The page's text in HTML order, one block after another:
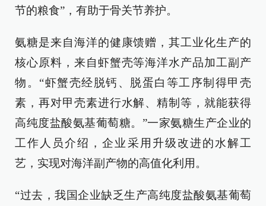
节的粮食”，有助于骨关节养护。
氨糖是来自海洋的健康馈赠，其工业化生产的
核心原料，来自虾蟹壳等海洋水产品加工副产
物。“虾蟹壳经脱钙、脱蛋白等工序制得甲壳
素，再对甲壳素进行水解、精制等，就能获得
高纯度盐酸氨基葡萄糖。”一家氨糖生产企业的
工作人员介绍，企业采用升级改进的水解工
艺，实现对海洋副产物的高值化利用。
“过去，我国企业缺乏生产高纯度盐酸氨基葡萄